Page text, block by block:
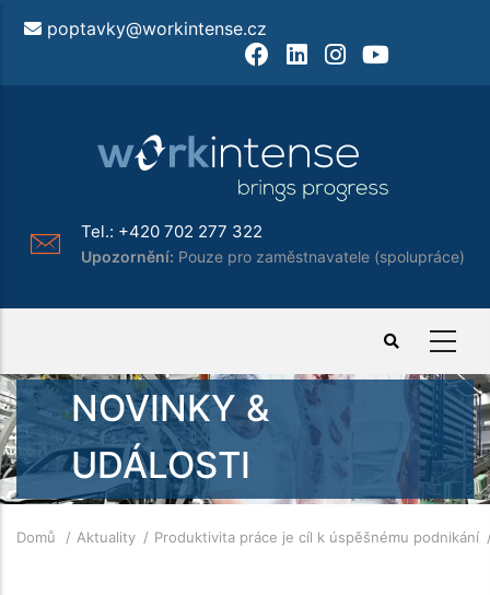
poptavky@workintense.cz
FacebookLinkedInInstagram
Tel.: +420 702 277 322
Upozornění: Pouze pro zaměstnavatele (spolupráce)
NOVINKY &
UDÁLOSTI
Drobečková
Domů Aktuality Produktivita práce je cíl k úspěšnému podnikání